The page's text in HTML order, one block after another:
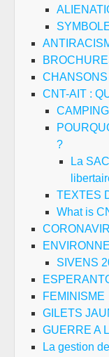
CHANSONS
CNT-AIT :
?
La
TEXTES
What is
SIVENS
FEMINISME
GILETS
GUERRE A
La gestion